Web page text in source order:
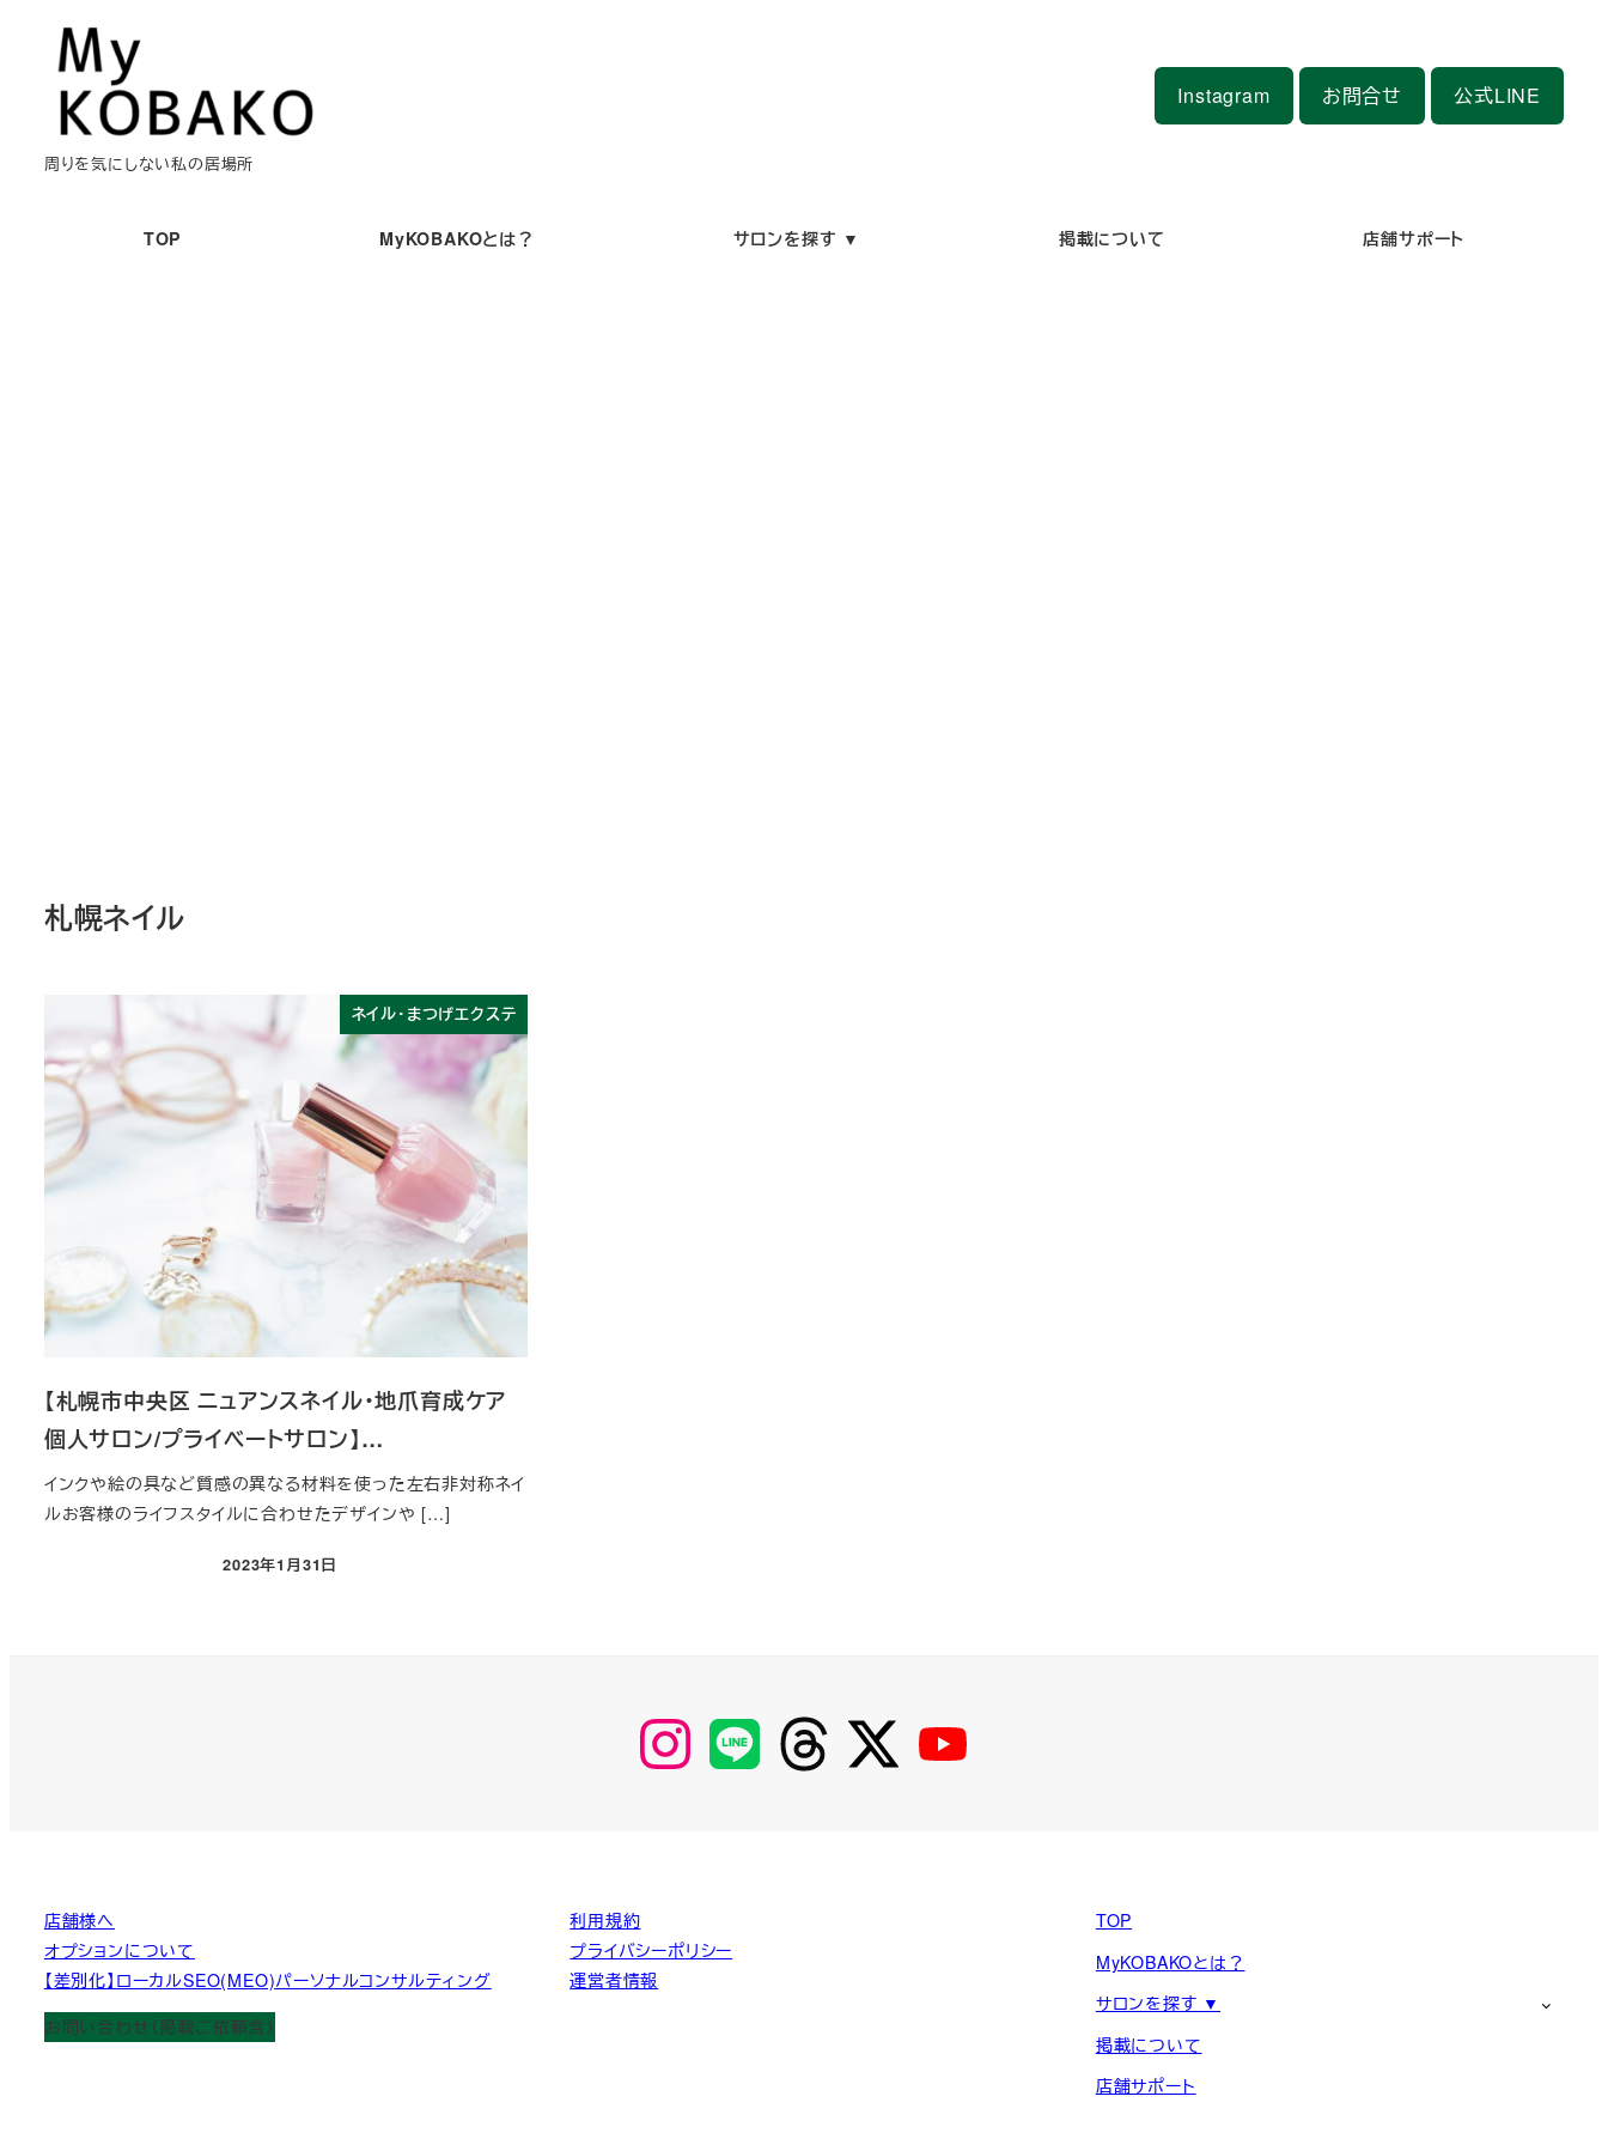
周りを気にしない私の居場所
Instagram お問合せ 公式LINE
TOP MyKOBAKOとは？ サロンを探す ▼ 掲載について 店舗サポート
札幌ネイル
ネイル・まつげエクステ
【札幌市中央区 ニュアンスネイル・地爪育成ケア
個人サロン/プライベートサロン】…
インクや絵の具など質感の異なる材料を使った左右非対称ネイ
ルお客様のライフスタイルに合わせたデザインや […]
投稿日
2023年1月31日
【Instagram】
MyKOBAKO
【LINE】 【threads】 【Twitter】
店舗様へ
オプションについて
【差別化】ローカルSEO(MEO)パーソナルコンサルティング
お問い合わせ（掲載ご依頼含）
利用規約
プライバシーポリシー
運営者情報
TOP
MyKOBAKOとは？
サロンを探す ▼
掲載について
店舗サポート